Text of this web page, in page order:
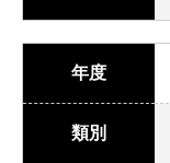
年度
類別